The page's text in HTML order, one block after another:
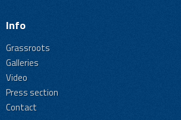
Info
Grassroots
Galleries
Video
Press section
Contact